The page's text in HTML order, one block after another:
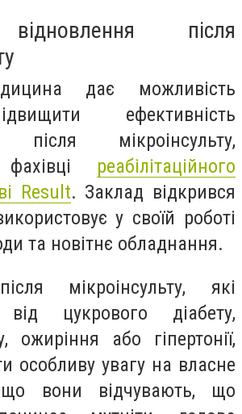
після
дає можливість
ефективність
після мікроінсульту,
фахівці реабілітаційного
Result. Заклад відкрився
у своїй роботі
та новітнє обладнання.
мікроінсульту, які
цукрового діабету,
ожиріння або гіпертонії,
особливу увагу на власне
вони відчувають, що